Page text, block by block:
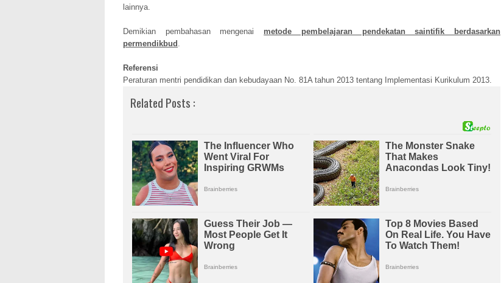
lainnya.
Demikian pembahasan mengenai metode pembelajaran pendekatan saintifik berdasarkan
permendikbud
Referensi
Peraturan mentri pendidikan dan kebudayaan No. 81A tahun 2013 tentang Implementasi Kurikulum 2013.
Related Posts :